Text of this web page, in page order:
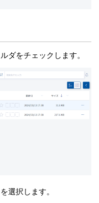
ダをチェックします。
選択します。